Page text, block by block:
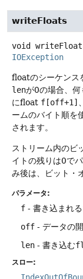
writeFloats
void
IOException
floatのシーケンス
lenが0の場合、何
にfloat f[off+1]
ームのバイト順を
されます。
ストリーム内のビ
イトの残りは0で
み後は、ビット・
パラメータ:
f - 書き込まれる
off - データの
len - 書き込む
スロー: